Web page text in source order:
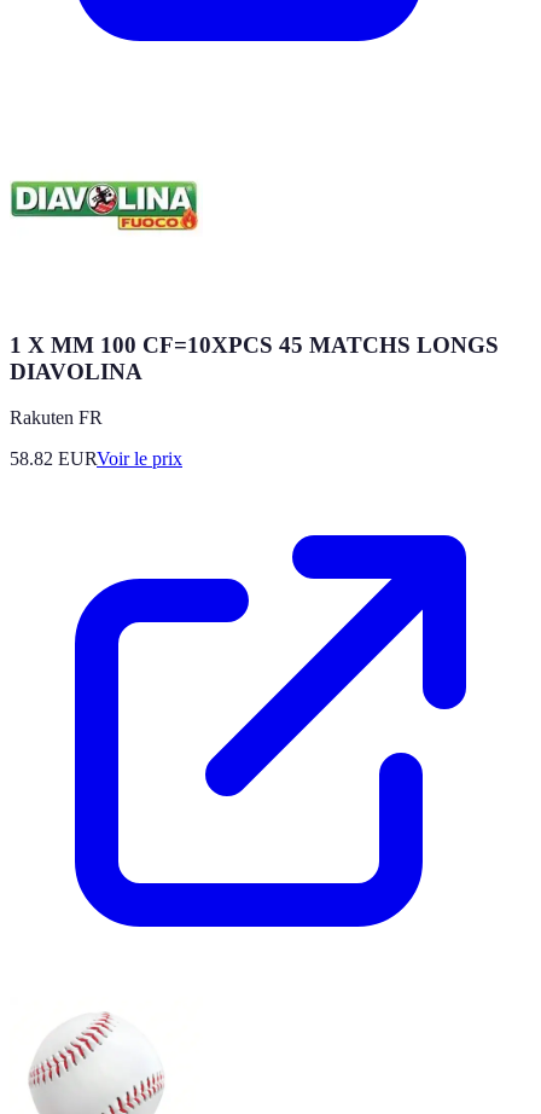
1 X MM 100 CF=10XPCS 45 MATCHS LONGS
DIAVOLINA
Rakuten FR
58.82 EURVoir le prix